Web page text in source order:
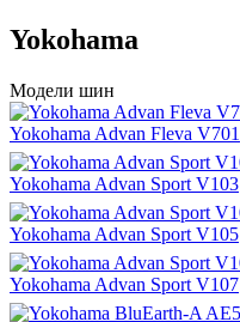
Yokohama
Модели шин
Yokohama Advan Fleva V701
Yokohama Advan Sport V103
Yokohama Advan Sport V105
Yokohama Advan Sport V107